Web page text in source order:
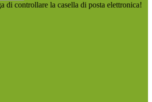
di controllare la casella di posta elettronica!